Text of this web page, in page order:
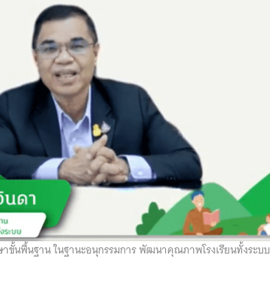
ขั้นพื้นฐาน ในฐานะอนุกรรมการ พัฒนาคุณภาพโรงเรียนทั้งระบบ